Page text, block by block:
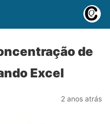
de
Excel
2 anos atrás